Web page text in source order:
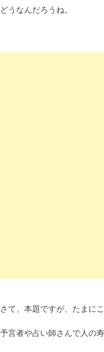
どうなんだろうね。
さて、本題ですが、たまに
予言者や占い師さんで人の